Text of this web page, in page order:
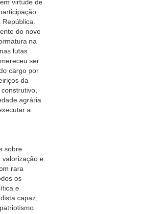
virtude de
do novo
na
lutas
ser
cargo por
da
agrária
a
valorização e
rara
os
e
capaz,